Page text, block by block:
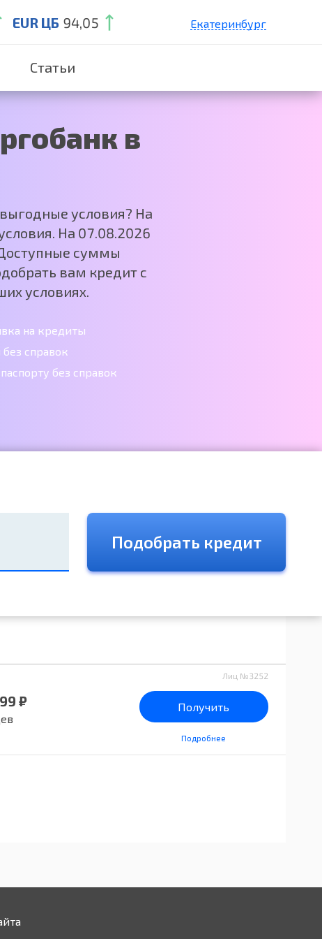
EUR ЦБ 94,05 Екатеринбург
Нижний Новгород
Статьи
в
условия? На
На 07.08.2026
суммы
вам кредит с
условиях.
на кредиты
справок
без справок
Подобрать кредит
₽
Лиц №3252
Получить
Подробнее